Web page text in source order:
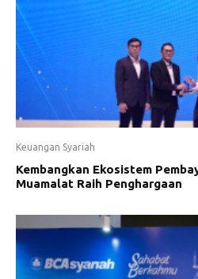
Keuangan Syariah
Kembangkan Ekosistem
Muamalat Raih Penghargaan